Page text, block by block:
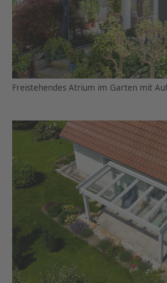
Freistehendes Atrium im Garten mit